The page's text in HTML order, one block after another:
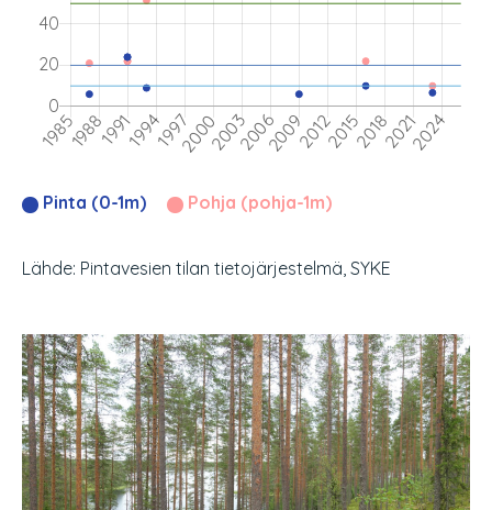
Pinta (0-1m) Pohja (pohja-1m)
Lähde: Pintavesien tilan tietojärjestelmä, SYKE